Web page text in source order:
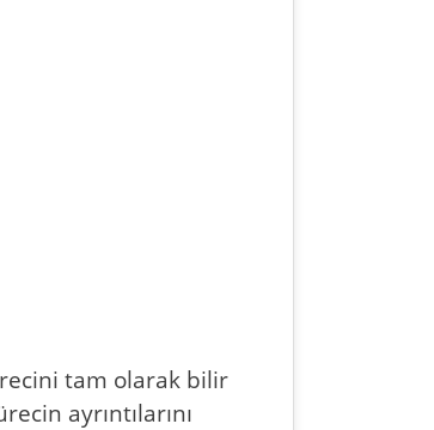
tam olarak bilir
ayrıntılarını